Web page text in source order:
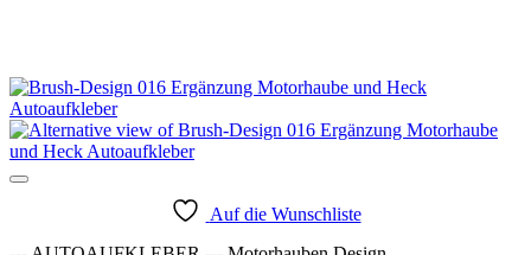
Auf die Wunschliste